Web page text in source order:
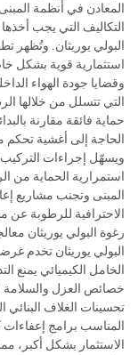
المعادن في أنظمة المبنى.
التكاليف التي يجب
البولي يوريثان. وتُظهر
استثمارية قوية بشكل
وقضايا جودة الهواء
التي تتسلل من خلالها
حماية فائقة مقارنة
الحاجة إلى أغشية تحكم
ويسهّل إجراءات
استمرارية الحماية من
المبنى وتجنب مشاريع
الاحترافية للرطوبة عن
رغوة البولي يوريثان
البولي يوريثان تخدم
الخامل الكيميائي يمنع
خصائص العزل والسلامة
تحسينات الغلاف
المناسب برامج إعفاءات
الاستثمار بشكل أكبر،